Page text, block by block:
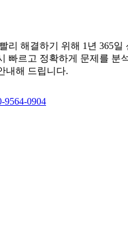
리 해결하기 위해 1년 365일
빠르고 정확하게 문제를 분
내해 드립니다.
9564-0904